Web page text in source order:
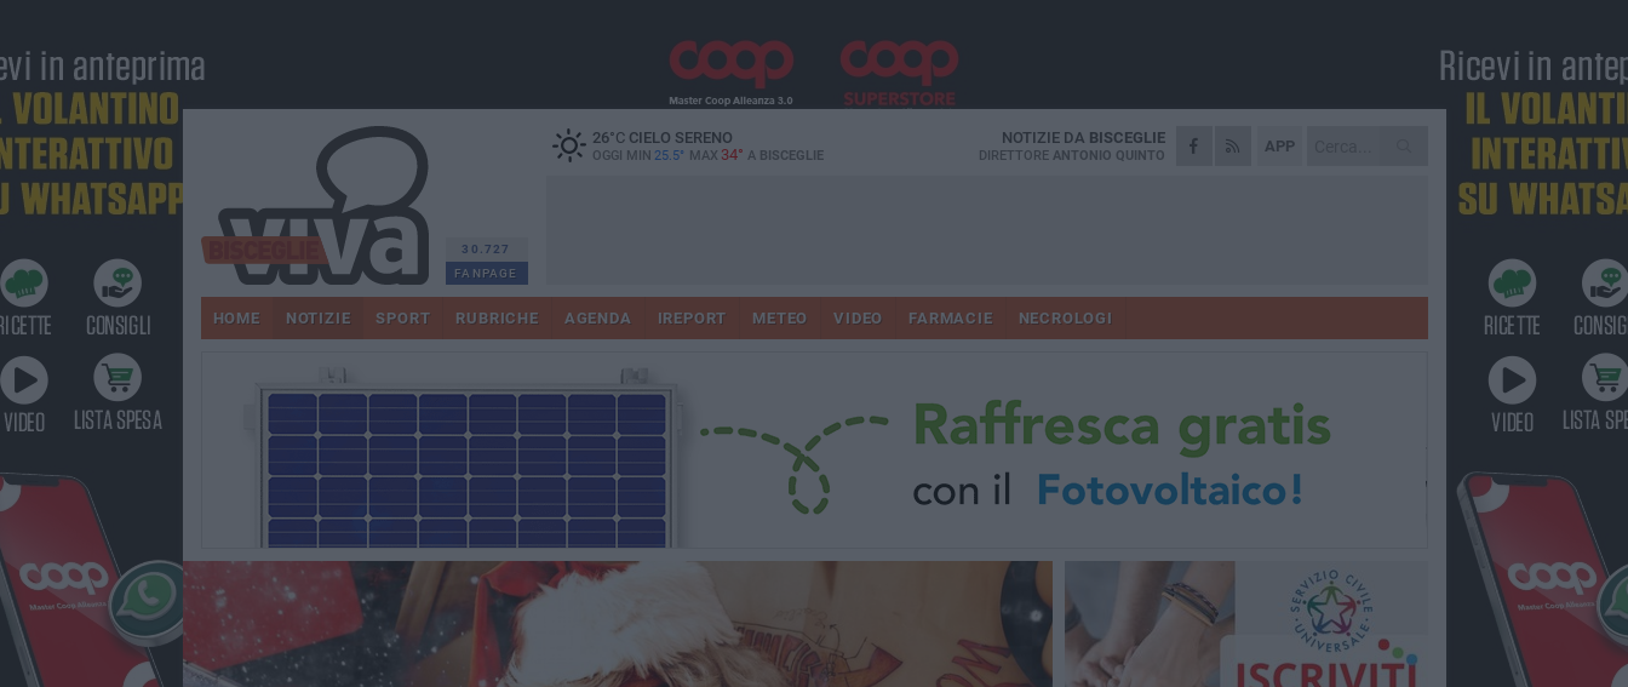
30.727
FANPAGE
26°CCIELO SERENO
OGGI MIN 25.5° MAX 34° A BISCEGLIE
APP
NOTIZIE DA BISCEGLIE
DIRETTORE ANTONIO QUINTO
HOME NOTIZIE SPORT RUBRICHE AGENDA IREPORT METEO VIDEO FARMACIE NECROLOGI